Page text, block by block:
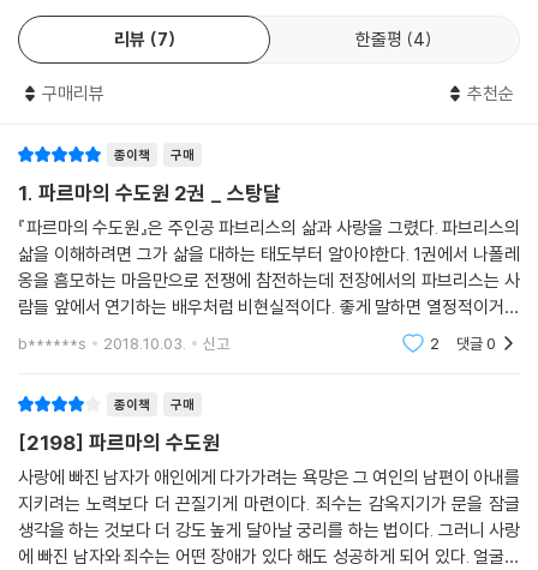
16세기 교황 파울
로 3세의 비화를 나폴레옹 시대 이탈리아로 가져와 작품 안에 생생하게 펼
성공과 무관한 행복을 추구하는 인물을 통해 진정한 삶의 의미를 성찰하는
원』은 작가의 행복론인 벨리슴이 잘 녹아 있는 명작이다.
▶ 같은 소설가로서 시샘이 날 정도로 탁월한 인물을 창조해 냈다. 모든 면
에서 완벽함이 돋
보인다. ─ 오노레 드 발자크
▶ 볼테르적인 아이러니와 프랑스적인 재치가 넘치는 작품. ─ 마르셀 프
루스트
▶ 행복을 추구하고 이탈리아를 사랑하는 스탕달. 그보다 더 가깝게 느껴
─ 장폴 사르트르
리뷰 7 한줄평 4
구매리뷰 추천순
종이책 구매
1. 파르마의 수도원 2권 _ 스탕달
『파르마의 수도원』은 주인공 파브리스의 삶과 사랑을 그렸다. 파브리스의
삶을 이해하려면 그가 삶을 대하는 태도부터 알아야한다. 1권에서 나폴레
옹을 흠모하는 마음만으로 전쟁에 참전하는데 전장에서의 파브리스는 사
람들 앞에서 연기하는 배우처럼 비현실적이다. 좋게 말하면 열정적이거나
낭만적이라고 하겠지만 나쁘게 말하면 현실을 직시하지 못하는 인물이라
b******s 2018.10.03. 신고 2 댓글0
종이책 구매
[2198] 파르마의 수도원
사랑에 빠진 남자가 애인에게 다가가려는 욕망은 그 여인의 남편이 아내를
지키려는 노력보다 더 끈질기게 마련이다. 죄수는 감옥지기가 문을 잠글
생각을 하는 것보다 더 강도 높게 달아날 궁리를 하는 법이다. 그러니 사랑
에 빠진 남자와 죄수는 어떤 장애가 있다 해도 성공하게 되어 있다. 얼굴천